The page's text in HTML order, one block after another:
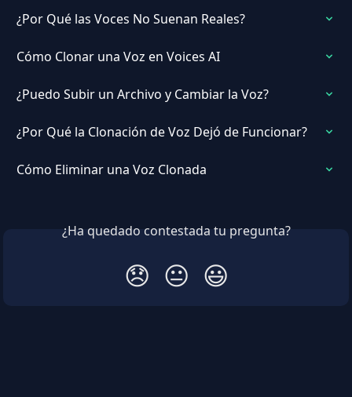
¿Por Qué las Voces No Suenan Reales?
Cómo Clonar una Voz en Voices AI
¿Puedo Subir un Archivo y Cambiar la Voz?
¿Por Qué la Clonación de Voz Dejó de Funcionar?
Cómo Eliminar una Voz Clonada
¿Ha quedado contestada tu pregunta?
😞 😐 😃